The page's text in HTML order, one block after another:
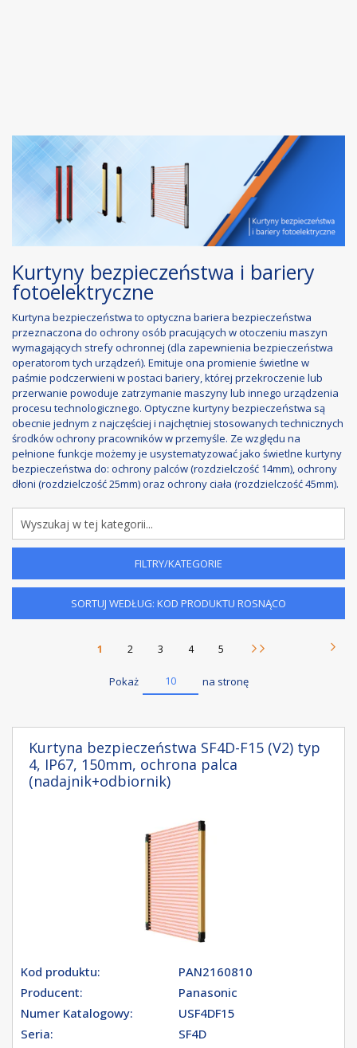
Kurtyny bezpieczeństwa i bariery
fotoelektryczne
Kurtyna bezpieczeństwa to optyczna bariera bezpieczeństwa
przeznaczona do ochrony osób pracujących w otoczeniu maszyn
wymagających strefy ochronnej (dla zapewnienia bezpieczeństwa
operatorom tych urządzeń). Emituje ona promienie świetlne w
paśmie podczerwieni w postaci bariery, której przekroczenie lub
przerwanie powoduje zatrzymanie maszyny lub innego urządzenia
procesu technologicznego. Optyczne kurtyny bezpieczeństwa są
obecnie jednym z najczęściej i najchętniej stosowanych technicznych
środków ochrony pracowników w przemyśle. Ze względu na
pełnione funkcje możemy je usystematyzować jako świetlne kurtyny
bezpieczeństwa do: ochrony palców (rozdzielczość 14mm), ochrony
dłoni (rozdzielczość 25mm) oraz ochrony ciała (rozdzielczość 45mm).
FILTRY/KATEGORIE
SORTUJ WEDŁUG: KOD PRODUKTU ROSNĄCO
Aktualnie czytasz stronę
1 Strona
2 Strona
3 Strona
4 Strona
5 Strona
11
Pokaż 10 na stronę
Kurtyna bezpieczeństwa SF4D-F15 (V2) typ
4, IP67, 150mm, ochrona palca
(nadajnik+odbiornik)
Kod produktu:
PAN2160810
Producent:
Panasonic
Numer Katalogowy:
USF4DF15
Seria:
SF4D